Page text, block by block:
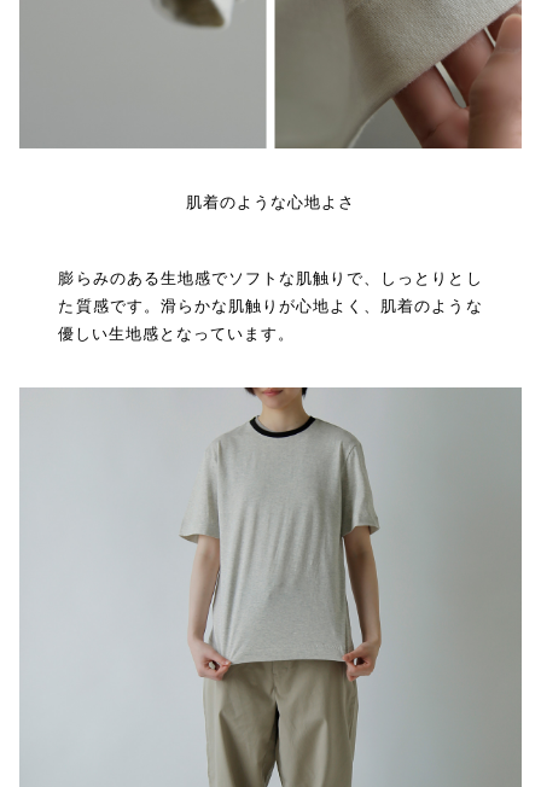
肌着のような心地よさ
膨らみのある生地感でソフトな肌触りで、しっとりとし
た質感です。滑らかな肌触りが心地よく、肌着のような
優しい生地感となっています。